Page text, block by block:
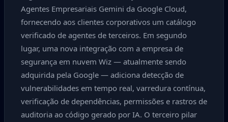
Agentes Empresariais Gemini da Google Cloud,
fornecendo aos clientes corporativos um catálogo
verificado de agentes de terceiros. Em segundo
lugar, uma nova integração com a empresa de
segurança em nuvem Wiz — atualmente sendo
adquirida pela Google — adiciona detecção de
vulnerabilidades em tempo real, varredura contínua,
verificação de dependências, permissões e rastros de
auditoria ao código gerado por IA. O terceiro pilar